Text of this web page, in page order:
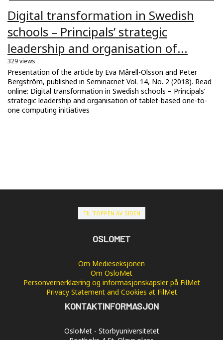
Digital transformation in Swedish
schools – Principals’ strategic
leadership and organisation of...
329 views
Presentation of the article by Eva Mårell-Olsson and Peter
Bergström, published in Seminar.net Vol. 14, No. 2 (2018). Read
online: Digital transformation in Swedish schools – Principals’
strategic leadership and organisation of tablet-based one-to-
one computing initiatives
TIL TOPPEN AV SIDEN
OSLOMET
Om Medieseksjonen
Om OsloMet
Personvernerklæring og informasjonskapsler på FilMet
Privacy Statement and Cookies at FilMet
KONTAKTINFORMASJON
OsloMet - Storbyuniversitetet